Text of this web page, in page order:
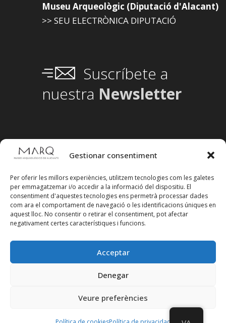
Gestionar consentiment
Per oferir les millors experiències, utilitzem tecnologies com les galetes
per emmagatzemar i/o accedir a la informació del dispositiu. El
consentiment d'aquestes tecnologies ens permetrà processar dades
com ara el comportament de navegació o les identificacions úniques en
aquest lloc. No consentir o retirar el consentiment, pot afectar
negativament certes característiques i funcions.
Acceptar
Denegar
Veure preferències
Museu Arqueològic (Diputació d'Alacant)
>> SEU ELECTRÒNICA DIPUTACIÓ
Suscríbete a
nuestra Newsletter
Segueix-nos en xarxes socials